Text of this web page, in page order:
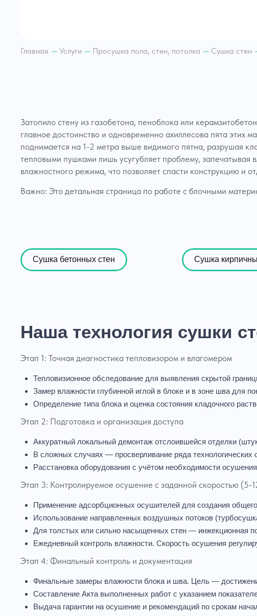
Откачка
Откачка
Откачка
Откачка воды
центра
Откачка воды
Откачка
Главная —Услуги — Просушка пола, стен, потолка — Сушка стен
Затопило стену из газобетона, пеноблока или
главное достоинство и одновременно ахиллесова пята этих
поднимается на 1-2 метра выше видимого пятна, разрушая
тепловыми пушками лишь усугубляет проблему,
влажностного режима, что позволяет спасти конструкцию и
Важно: Это детальная страница по работе с блочными
Сушка бетонных стен Сушка
Наша технология сушки
Этап 1: Точная диагностика тепловизором и влагомером
Тепловизионное обследование для выявления скрытой
Замер влажности глубинной иглой в блоке и в зоне шва для
Определение типа блока и оценка состояния кладочного
Этап 2: Подготовка и организация доступа
Аккуратный локальный демонтаж отслоившейся отделки
В сложных случаях — просверливание ряда технологических
Расстановка оборудования с учётом необходимости
Этап 3: Контролируемое осушение с заданной скоростью (5-
Применение адсорбционных осушителей для создания
Использование направленных воздушных потоков
Для толстых или сильно насыщенных стен — инжекционная
Ежедневный контроль влажности. Скорость осушения
Этап 4: Финальный контроль и документация
Финальные замеры влажности блока и шва. Цель —
Составление Акта выполненных работ с указанием
Выдача гарантии на осушение и рекомендаций по срокам